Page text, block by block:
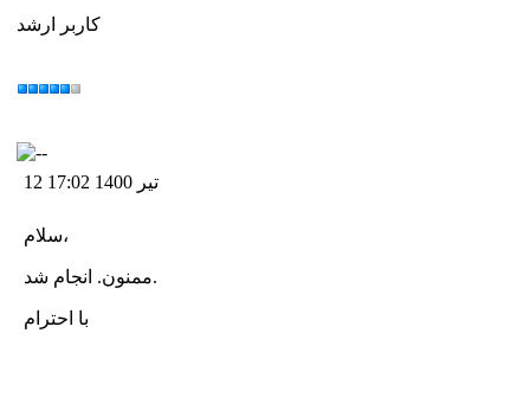
کاربر ارشد
12 تیر 1400 17:02
سلام،
ممنون. انجام شد.
با احترام